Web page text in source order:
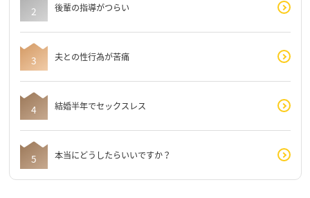
後輩の指導がつらい
夫との性行為が苦痛
結婚半年でセックスレス
本当にどうしたらいいですか？